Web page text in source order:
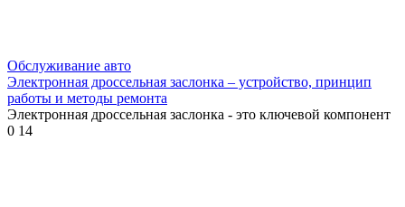
Обслуживание авто
Электронная дроссельная заслонка – устройство, принцип
работы и методы ремонта
Электронная дроссельная заслонка - это ключевой компонент
0 14